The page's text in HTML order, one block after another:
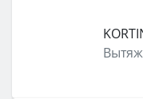
затем смотрите
функции
защита от детей).